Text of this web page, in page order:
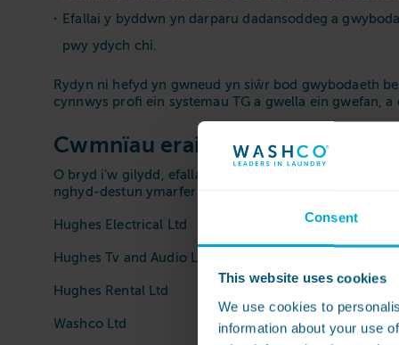
Consent
This website uses cookies
We use cookies to
information about your use
Efallai y byddwn yn darparu dadansoddeg a
pwy ydych chi.
Rydyn ni hefyd yn gwneud yn siŵr bod gwybodaeth
cynnwys profi ein systemau TG a gwella ein gwefan,
Cwmnïau eraill o fewn Grŵp
O bryd i’w gilydd, efallai y byddwn yn rhannu eich
nghyd-destun ymarfer ad-drefnu busnes neu
Hughes Electrical Ltd
Hughes Tv and Audio Ltd
Hughes Rental Ltd
Washco Ltd